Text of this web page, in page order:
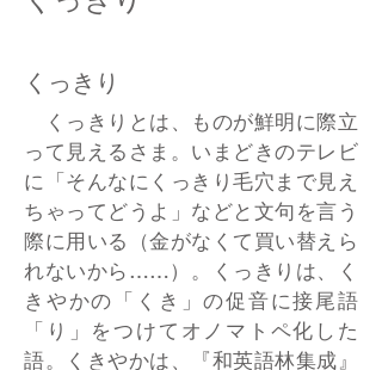
くっきり
くっきりとは、ものが鮮明に際立
って見えるさま。いまどきのテレビ
に「そんなにくっきり毛穴まで見え
ちゃってどうよ」などと文句を言う
際に用いる（金がなくて買い替えら
れないから……）。くっきりは、く
きやかの「くき」の促音に接尾語
「り」をつけてオノマトペ化した